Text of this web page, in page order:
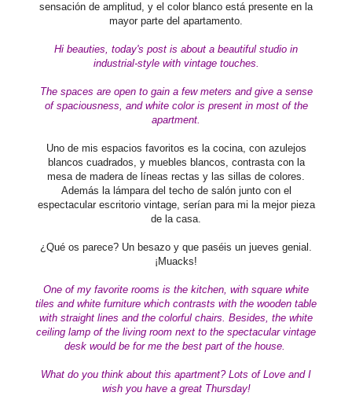
sensación de amplitud, y el color blanco está presente en la
mayor parte del apartamento.
Hi beauties, today's post is about a beautiful studio in
industrial-style with vintage touches.
The spaces are open to gain a few meters and give a sense
of spaciousness, and white color is present in most of the
apartment.
Uno de mis espacios favoritos es la cocina, con azulejos
blancos cuadrados, y muebles blancos, contrasta con la
mesa de madera de líneas rectas y las sillas de colores.
Además la lámpara del techo de salón junto con el
espectacular escritorio vintage, serían para mi la mejor pieza
de la casa.
¿Qué os parece? Un besazo y que paséis un jueves genial.
¡Muacks!
One of my favorite rooms is the kitchen, with square white
tiles and white furniture which contrasts with the wooden table
with straight lines and the colorful chairs. Besides, the white
ceiling lamp of the living room next to the spectacular vintage
desk would be for me the best part of the house.
What do you think about this apartment? Lots of Love and I
wish you have a great Thursday!